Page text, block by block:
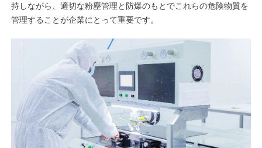
持しながら、適切な粉塵管理と防爆のもとでこれらの危険物質を
管理することが企業にとって重要です。